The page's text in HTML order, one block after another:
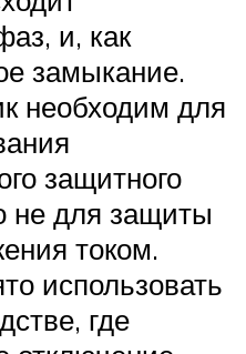
и, как
замыкание.
необходим для
защитного
не для защиты
током.
использовать
где